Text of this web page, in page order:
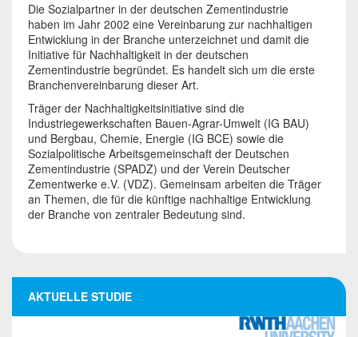
Deutsche Zementindustrie auf dem Weg in eine CO₂-
freie Zukunft
Die Sozialpartner in der deutschen Zementindustrie
haben im Jahr 2002 eine Vereinbarung zur nachhaltigen
Entwicklung in der Branche unterzeichnet und damit die
Initiative für Nachhaltigkeit in der deutschen
Zementindustrie begründet. Es handelt sich um die erste
Branchenvereinbarung dieser Art.
Träger der Nachhaltigkeitsinitiative sind die
Industriegewerkschaften Bauen-Agrar-Umwelt (IG BAU)
und Bergbau, Chemie, Energie (IG BCE) sowie die
Sozialpolitische Arbeitsgemeinschaft der Deutschen
Zementindustrie (SPADZ) und der Verein Deutscher
Zementwerke e.V. (VDZ). Gemeinsam arbeiten die Träger
an Themen, die für die künftige nachhaltige Entwicklung
der Branche von zentraler Bedeutung sind.
AKTUELLE STUDIE